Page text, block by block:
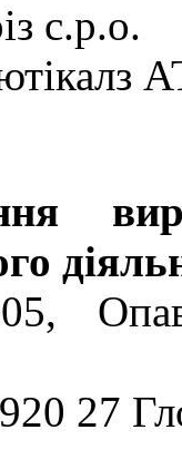
с.р.о.
27